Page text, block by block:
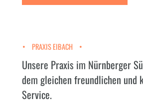
PRAXIS EIBACH
Unsere Praxis im Nürnberger
dem gleichen freundlichen und
Service.